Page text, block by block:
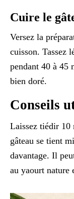
Cuire le
Versez la
cuisson. Tassez
pendant 40 à 45
bien doré.
Conseils
Laissez tiédir 10
gâteau se tient
davantage. Il
au yaourt nature